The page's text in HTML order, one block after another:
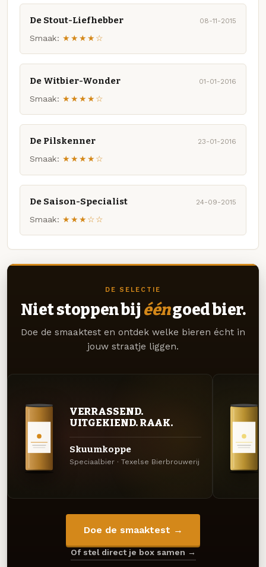
De Stout-Liefhebber 08-11-2015
Smaak: ★★★★☆
De Witbier-Wonder 01-01-2016
Smaak: ★★★★☆
De Pilskenner 23-01-2016
Smaak: ★★★★☆
De Saison-Specialist 24-09-2015
Smaak: ★★★☆☆
DE SELECTIE
Niet stoppen bij ééngoed bier.
Doe de smaaktest en ontdek welke bieren écht in
jouw straatje liggen.
VERRASSEND.
UITGEKIEND. RAAK.
Skuumkoppe
Speciaalbier · Texelse Bierbrouwerij
Doe de smaaktest →
Of stel direct je box samen →